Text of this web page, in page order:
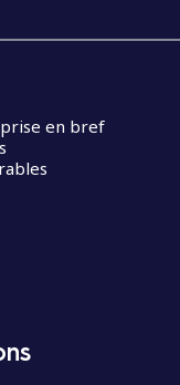
en bref